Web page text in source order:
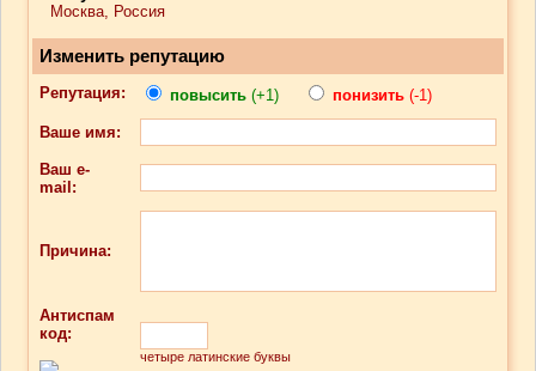
Москва, Россия
Изменить репутацию
Репутация: повысить (+1) понизить (-1)
Ваше имя:
Ваш e-
mail:
Причина:
Антиспам
код:
четыре латинские буквы